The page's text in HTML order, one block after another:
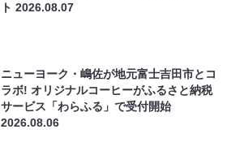
ト2026.08.07
ニューヨーク・嶋佐が地元富士吉田市とコ
ラボ! オリジナルコーヒーがふるさと納税
サービス「わらふる」で受付開始
2026.08.06